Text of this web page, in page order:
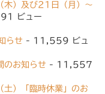
木）及び21日（月）〜
ビュー
らせ - 11,559 ビュ
のお知らせ - 11,557
）「臨時休業」のお